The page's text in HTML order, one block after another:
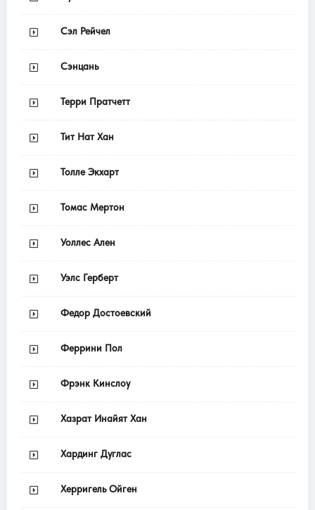
Сэл Рейчел
Сэнцань
Терри Пратчетт
Тит Нат Хан
Толле Экхарт
Томас Мертон
Уоллес Ален
Уэлс Герберт
Федор Достоевский
Феррини Пол
Фрэнк Кинслоу
Хазрат Инайят Хан
Хардинг Дуглас
Херригель Ойген